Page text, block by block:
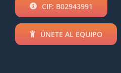
CIF: B02943991
ÚNETE AL EQUIPO